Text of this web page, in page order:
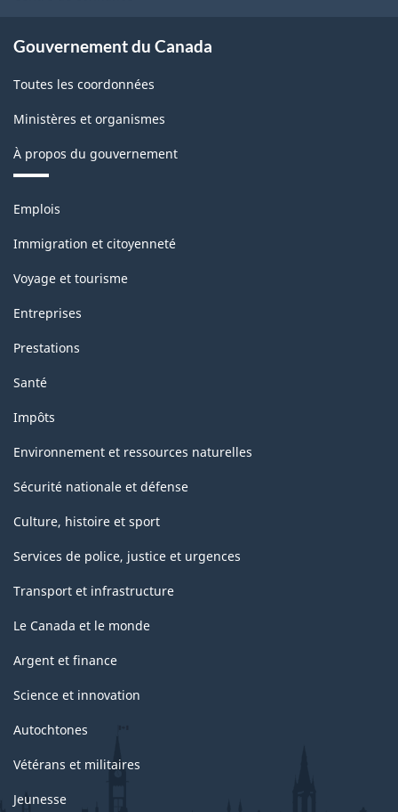
Gouvernement du Canada
Toutes les coordonnées
Ministères et organismes
À propos du gouvernement
Thèmes
sujets
Emplois
Immigration et citoyenneté
Voyage et tourisme
Entreprises
Prestations
Santé
Impôts
Environnement et ressources naturelles
Sécurité nationale et défense
Culture, histoire et sport
Services de police, justice et urgences
Transport et infrastructure
Le Canada et le monde
Argent et finance
Science et innovation
Autochtones
Vétérans et militaires
Jeunesse